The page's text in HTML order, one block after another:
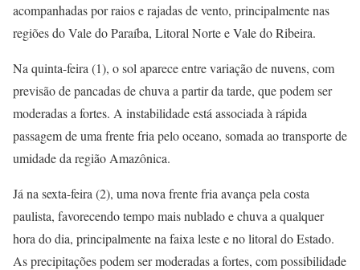
acompanhadas por raios e rajadas de vento, principalmente nas
regiões do Vale do Paraíba, Litoral Norte e Vale do Ribeira.
Na quinta-feira (1), o sol aparece entre variação de nuvens, com
previsão de pancadas de chuva a partir da tarde, que podem ser
moderadas a fortes. A instabilidade está associada à rápida
passagem de uma frente fria pelo oceano, somada ao transporte de
umidade da região Amazônica.
Já na sexta-feira (2), uma nova frente fria avança pela costa
paulista, favorecendo tempo mais nublado e chuva a qualquer
hora do dia, principalmente na faixa leste e no litoral do Estado.
As precipitações podem ser moderadas a fortes, com possibilidade